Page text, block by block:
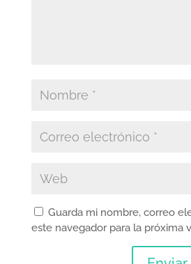
Guarda mi nombre, correo
este navegador para la próxima